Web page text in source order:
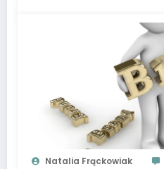
Natalia Frąckowiak